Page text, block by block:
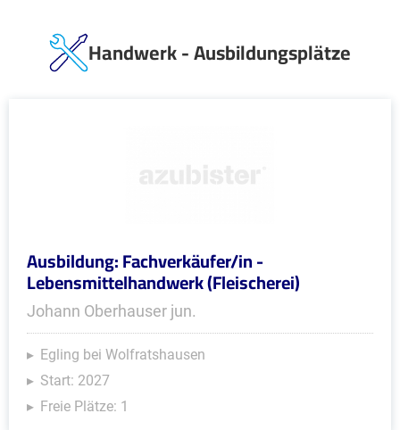
Handwerk - Ausbildungsplätze
Ausbildung: Fachverkäufer/in -
Lebensmittelhandwerk (Fleischerei)
Johann Oberhauser jun.
Egling bei Wolfratshausen
Start: 2027
Freie Plätze: 1